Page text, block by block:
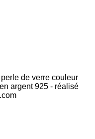
de verre couleur
argent 925 - réalisé